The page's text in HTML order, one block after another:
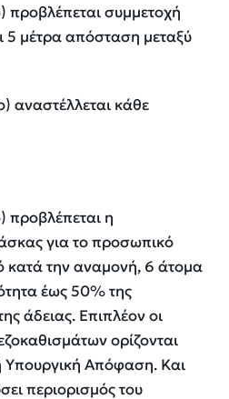
προβλέπεται συμμετοχή
μέτρα απόσταση μεταξύ
αναστέλλεται κάθε
προβλέπεται η
για το προσωπικό
κατά την αναμονή, 6 άτομα
έως 50% της
άδειας. Επιπλέον οι
ορίζονται
Υπουργική Απόφαση. Και
περιορισμός του